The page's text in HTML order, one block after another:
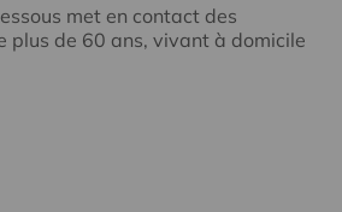
met en contact des
plus de 60 ans, vivant à domicile